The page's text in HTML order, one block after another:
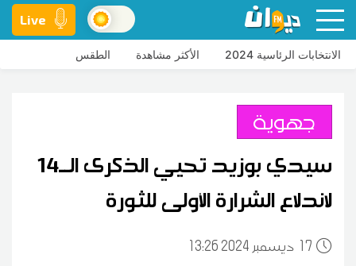
Live
الانتخابات الرئاسية 2024 الأكثر مشاهدة الطقس
جهوية
سيدي بوزيد تحيي الذكرى الــ14
لاندلاع الشرارة الأولى للثورة
17 13:26 2024 ديسمبر